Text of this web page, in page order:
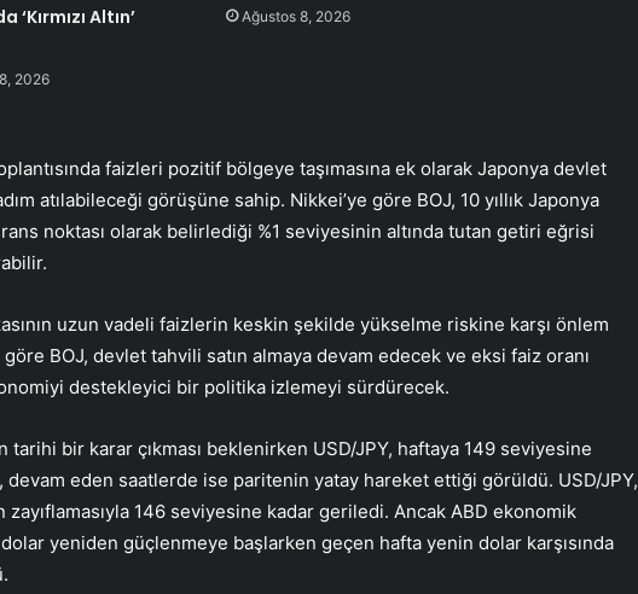
‘Kırmızı Altın’
2026
Ağustos 8, 2026
faizleri pozitif bölgeye taşımasına ek olarak Japonya devlet
atılabileceği görüşüne sahip. Nikkei’ye göre BOJ, 10 yıllık Japonya
noktası olarak belirlediği %1 seviyesinin altında tutan getiri eğrisi
uzun vadeli faizlerin keskin şekilde yükselme riskine karşı önlem
BOJ, devlet tahvili satın almaya devam edecek ve eksi faiz oranı
destekleyici bir politika izlemeyi sürdürecek.
tarihi bir karar çıkması beklenirken USD/JPY, haftaya 149 seviyesine
devam eden saatlerde ise paritenin yatay hareket ettiği görüldü. USD/JPY,
146 seviyesine kadar geriledi. Ancak ABD ekonomik
yeniden güçlenmeye başlarken geçen hafta yenin dolar karşısında